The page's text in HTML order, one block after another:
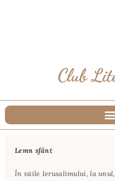
Lemn sfânt
În văile Ierusalimului, la unul,